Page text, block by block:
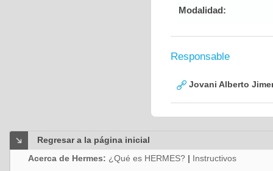
Modalidad:
Responsable
Jovani Alberto
Regresar a la página inicial
Acerca de Hermes: ¿Qué es HERMES? | Instructivos